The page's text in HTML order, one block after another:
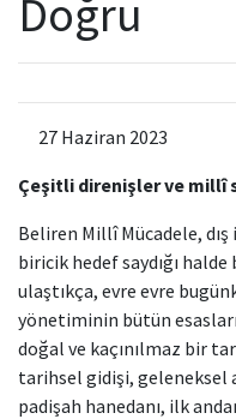
Doğru
27 Haziran 2023
Çeşitli direnişler ve millî
Beliren Millî Mücadele,
biricik hedef saydığı
ulaştıkça, evre evre
yönetiminin bütün
doğal ve kaçınılmaz bir
tarihsel gidişi, geleneksel
padişah hanedanı, ilk
Kamu Hizmet Standartları
Hizmet Envanteri
Ödüller
Başvurular
Bilanço
Sergiler
Projeler